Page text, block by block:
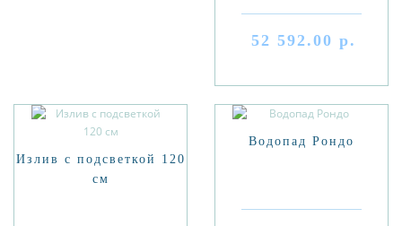
52 592.00 р.
Излив с подсветкой 120
см
Водопад Рондо